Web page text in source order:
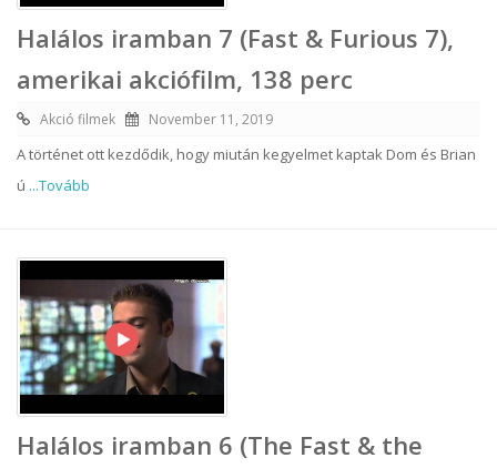
Halálos iramban 7 (Fast & Furious 7),
amerikai akciófilm, 138 perc
Akció filmek November 11, 2019
A történet ott kezdődik, hogy miután kegyelmet kaptak Dom és Brian
ú ...Tovább
Halálos iramban 6 (The Fast & the